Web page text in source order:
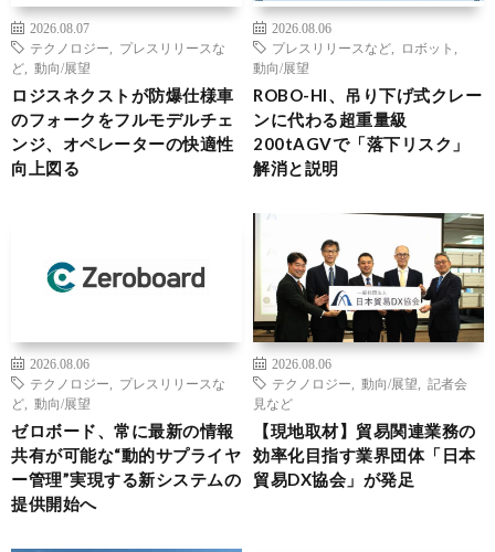
2026.08.07
テクノロジー
プレスリリースな
ど
動向/展望
ロジスネクストが防爆仕様車
のフォークをフルモデルチェ
ンジ、オペレーターの快適性
向上図る
2026.08.06
プレスリリースなど
ロボット
動向/展望
ROBO-HI、吊り下げ式クレー
ンに代わる超重量級
200tAGVで「落下リスク」
解消と説明
2026.08.06
テクノロジー
プレスリリースな
ど
動向/展望
ゼロボード、常に最新の情報
共有が可能な“動的サプライヤ
ー管理”実現する新システムの
提供開始へ
2026.08.06
テクノロジー
動向/展望
記者会
見など
【現地取材】貿易関連業務の
効率化目指す業界団体「日本
貿易DX協会」が発足